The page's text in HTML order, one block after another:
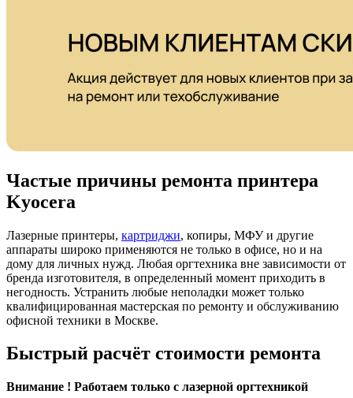
Частые причины ремонта принтера
Kyocera
Лазерные принтеры, картриджи, копиры, МФУ и другие
аппараты широко применяются не только в офисе, но и на
дому для личных нужд. Любая оргтехника вне зависимости от
бренда изготовителя, в определенный момент приходить в
негодность. Устранить любые неполадки может только
квалифицированная мастерская по ремонту и обслуживанию
офисной техники в Москве.
Быстрый расчёт стоимости ремонта
Внимание ! Работаем только с лазерной оргтехникой